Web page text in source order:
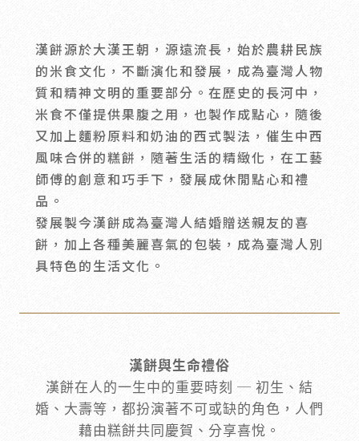
© 2026 JIU ZHEN NAN.CO All rights reserved
Site by 很好設計 Goods Design
漢餅源於大漢王朝，源遠流長，始於農耕民族
的米食文化，不斷演化和發展，成為臺灣人物
質和精神文明的重要部分。在歷史的長河中，
米食不僅提供果腹之用，也製作成點心，隨後
又加上麵粉原料和奶油的西式製法，催生中西
風味合併的糕餅，隨著生活的精緻化，在工藝
師傅的創意和巧手下，發展成休閒點心和禮
品。
發展製今漢餅成為臺灣人結婚贈送親友的喜
餅，加上各種美麗喜氣的包裝，成為臺灣人別
具特色的生活文化。
漢餅與生命禮俗
漢餅在人的一生中的重要時刻 ─ 初生、結
婚、大壽等，都扮演著不可或缺的角色，人們
藉由糕餅共同慶賀、分享喜悅。